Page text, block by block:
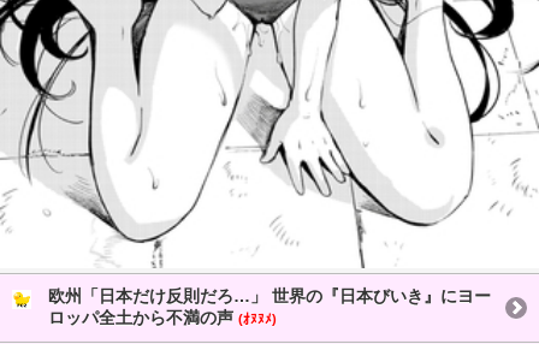
欧州「日本だけ反則だろ…」 世界の『日本びいき』にヨー
ロッパ全土から不満の声 (ｵﾇﾇﾒ)